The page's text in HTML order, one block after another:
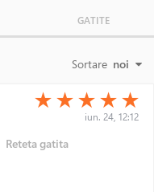
GATITE
Sortare noi
(*)
★ (*)
★ (*)
★ (*)
★ (*)
★
iun. 24, 12:12
Reteta gatita